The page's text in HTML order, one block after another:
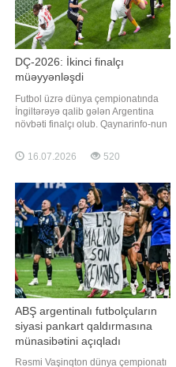
DÇ-2026: İkinci finalçı
müəyyənləşdi
Futbol üzrə dünya çempionatında
İngiltərəyə qalib gələn Argentina
növbəti finalçı olub. Qaynarinfo-nun
stadionunda keçirilən yarımfinal
mərhələsinin matçında Cənubi
qələbəyə sevinib. Baxmayaraq ki,
matçda hesabı avropalılar açıblar.
55-ci dəqiqəd
16.07.2026 520
ABŞ argentinalı futbolçuların
siyasi pankart qaldırmasına
münasibətini açıqladı
Rəsmi Vaşinqton dünya çempionatı